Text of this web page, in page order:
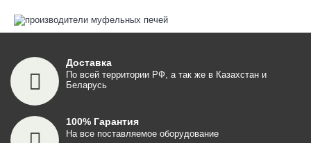
Доставка
По всей территории РФ, а так же в Казахстан и
Беларусь
100% Гарантия
На все поставляемое оборудование